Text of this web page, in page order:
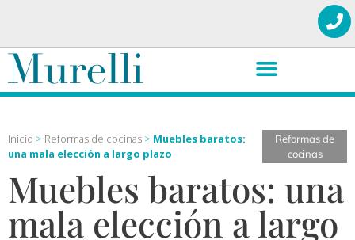
Inicio > Reformas de cocinas > Muebles baratos:
una mala elección a largo plazo
Reformas de
cocinas
Muebles baratos: una
mala elección a largo